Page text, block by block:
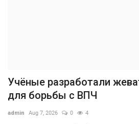
Учёные разработали
для борьбы с ВПЧ
admin Aug 7, 2026 0 4